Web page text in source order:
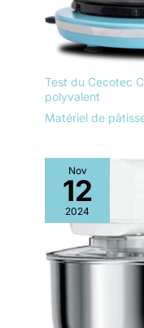
Test du Cecotec
polyvalent
Matériel de
Nov
12
2024